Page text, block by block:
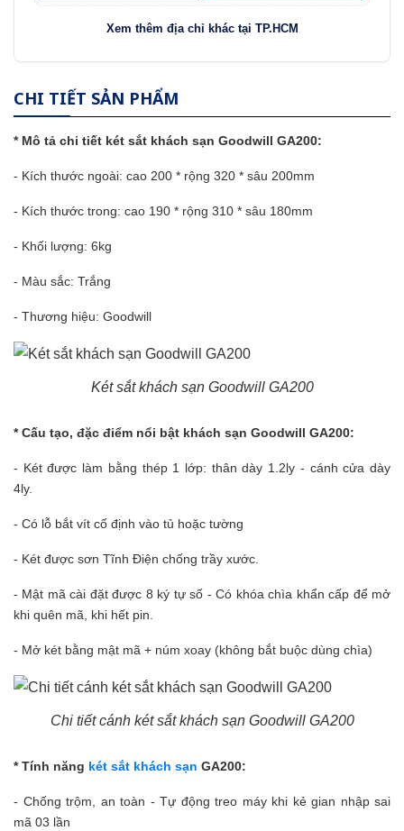
Xem thêm địa chỉ khác tại TP.HCM
CHI TIẾT SẢN PHẨM
* Mô tả chi tiết két sắt khách sạn Goodwill GA200:
- Kích thước ngoài: cao 200 * rộng 320 * sâu 200mm
- Kích thước trong: cao 190 * rộng 310 * sâu 180mm
- Khối lượng: 6kg
- Màu sắc: Trắng
- Th­ương hiệu: Goodwill
Két sắt khách sạn Goodwill GA200
* Cấu tạo, đặc điểm nổi bật khách sạn Goodwill GA200:
- Két được làm bằng thép 1 lớp: thân dày 1.2ly - cánh cửa dày
4ly.
- Có lỗ bắt vít cố định vào tủ hoặc tường
- Két được sơn Tĩnh Điện chống trầy xước.
- Mật mã cài đặt được 8 ký tự số - Có khóa chìa khẩn cấp để mở
khi quên mã, khi hết pin.
- Mở két bằng mật mã + núm xoay (không bắt buộc dùng chìa)
Chi tiết cánh két sắt khách sạn Goodwill GA200
* Tính năng két sắt khách sạn GA200:
- Chống trộm, an toàn - Tự động treo máy khi kẻ gian nhập sai
mã 03 lần